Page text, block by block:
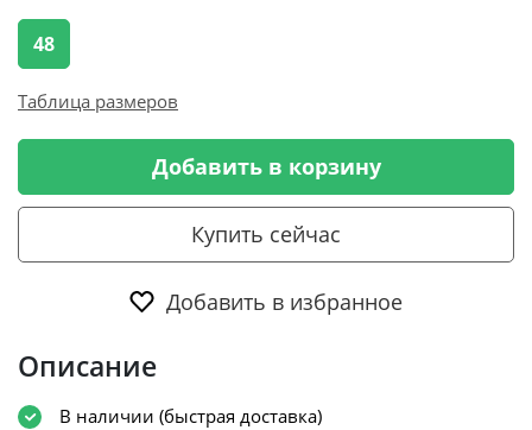
48
Таблица размеров
Добавить в корзину
Купить сейчас
Добавить в избранное
Описание
В наличии (быстрая доставка)